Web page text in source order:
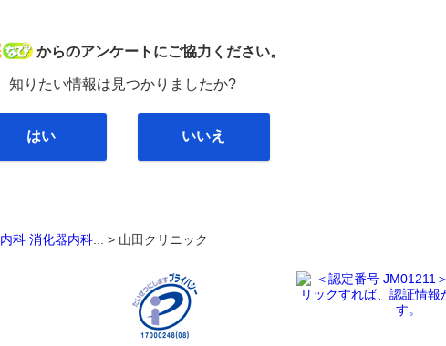
病院なび
からのアンケートにご協力ください。
知りたい情報は見つかりましたか?
はい いいえ
内科 消化器内科 ... > 山田クリニック